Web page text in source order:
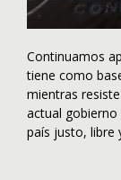
Continuamos
tiene como
mientras
actual
país justo, libre